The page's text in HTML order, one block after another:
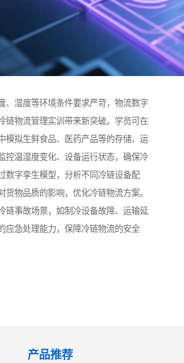
、湿度等环境条件要求严苛，物流数字
链物流管理实训带来新突破。学员可在
模拟生鲜食品、医药产品等的存储、运
控温湿度变化、设备运行状态，确保冷
数字孪生模型，分析不同冷链设备配
货物品质的影响，优化冷链物流方案。
链事故场景，如制冷设备故障、运输延
应急处理能力，保障冷链物流的安全
产品推荐